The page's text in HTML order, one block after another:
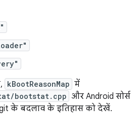
kBootReasonMap में
bootstat.cpp और Android सोर्स
के बदलाव के इतिहास को देखें.